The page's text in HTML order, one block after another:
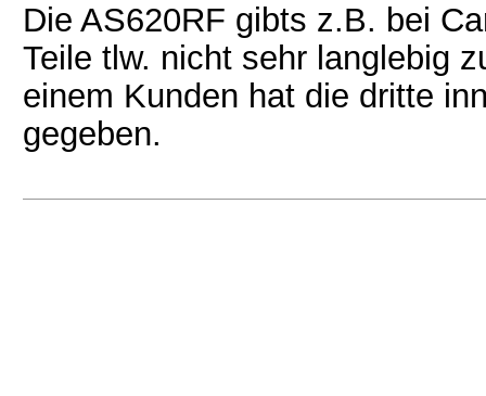
Die AS620RF gibts z.B. bei
Teile tlw. nicht sehr langlebig
einem Kunden hat die dritte
gegeben.